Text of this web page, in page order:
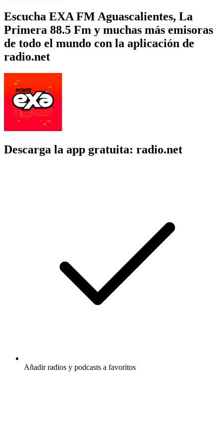
Escucha EXA FM Aguascalientes, La
Primera 88.5 Fm y muchas más emisoras
de todo el mundo con la aplicación de
radio.net
Descarga la app gratuita: radio.net
Añadir radios y podcasts a favoritos